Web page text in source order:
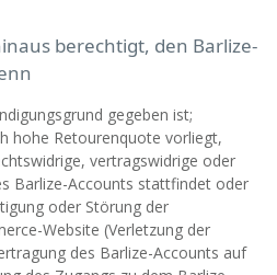
berechtigt, den Barlize-
gegeben ist;
hohe Retourenquote vorliegt,
vertragswidrige oder
Barlize-Accounts stattfindet oder
oder Störung der
Website (Verletzung der
des Barlize-Accounts auf